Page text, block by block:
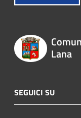
Lana
SEGUICI SU